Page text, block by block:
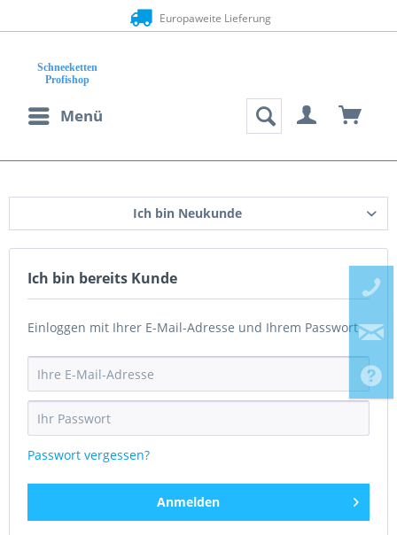
Europaweite Lieferung
Menü
Ich bin Neukunde
Ich bin bereits Kunde
Einloggen mit Ihrer E-Mail-Adresse und Ihrem Passwort
Passwort vergessen?
Anmelden